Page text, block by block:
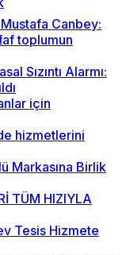
Canbey:
toplumun
Sızıntı Alarmı:
için
hizmetlerini
Markasına Birlik
TÜM HIZIYLA
Tesis Hizmete